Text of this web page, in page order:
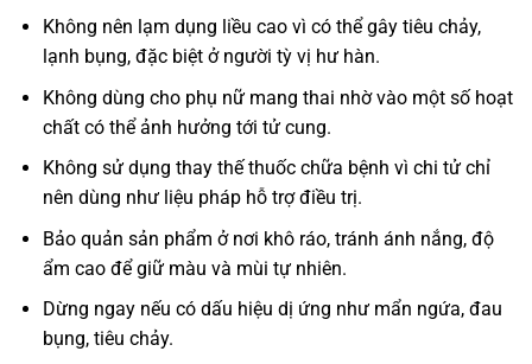
Không nên lạm dụng liều cao vì có thể gây tiêu chảy,
lạnh bụng, đặc biệt ở người tỳ vị hư hàn.
Không dùng cho phụ nữ mang thai nhờ vào một số hoạt
chất có thể ảnh hưởng tới tử cung.
Không sử dụng thay thế thuốc chữa bệnh vì chi tử chỉ
nên dùng như liệu pháp hỗ trợ điều trị.
Bảo quản sản phẩm ở nơi khô ráo, tránh ánh nắng, độ
ẩm cao để giữ màu và mùi tự nhiên.
Dừng ngay nếu có dấu hiệu dị ứng như mẩn ngứa, đau
bụng, tiêu chảy.